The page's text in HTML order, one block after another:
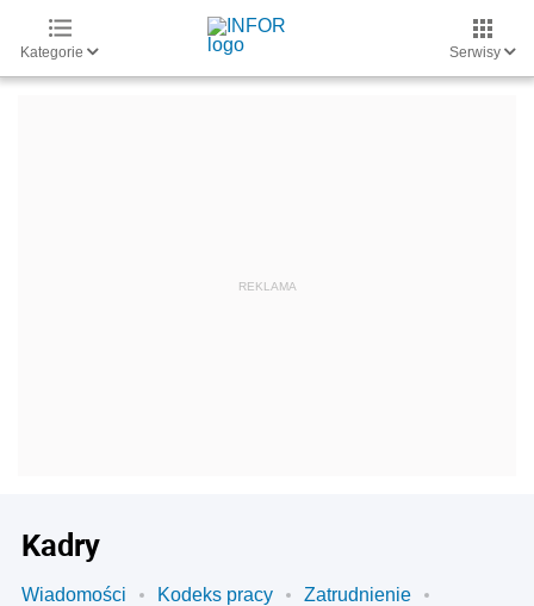
Kategorie Serwisy
Kadry
Wiadomości Kodeks pracy
Zatrudnienie